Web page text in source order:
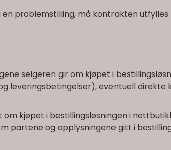
problemstilling, må kontrakten
selgeren gir om kjøpet i
leveringsbetingelser), eventuell
kjøpet i bestillingsløsningen i
partene og opplysningene gitt i